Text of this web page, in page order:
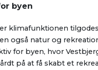
byen
klimafunktionen
også natur og
for byen, hvor
på at få skabt et